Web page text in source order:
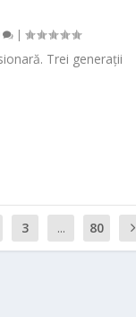
|
Trei generații
3 ... 80